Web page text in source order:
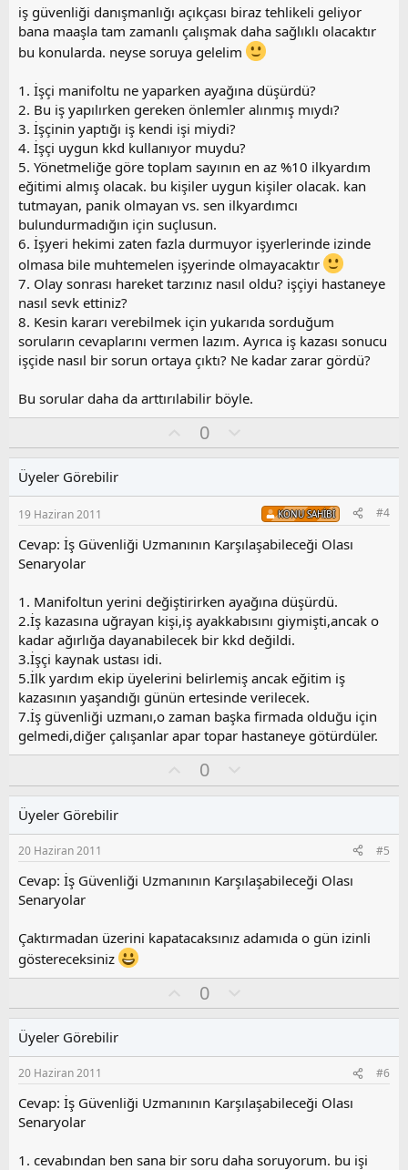
l
a
iş güvenliği danışmanlığı açıkçası biraz tehlikeli geliyor
bana maaşla tam zamanlı çalışmak daha sağlıklı olacaktır
bu konularda. neyse soruya gelelim
1. İşçi manifoltu ne yaparken ayağına düşürdü?
2. Bu iş yapılırken gereken önlemler alınmış mıydı?
3. İşçinin yaptığı iş kendi işi miydi?
4. İşçi uygun kkd kullanıyor muydu?
5. Yönetmeliğe göre toplam sayının en az %10 ilkyardım
eğitimi almış olacak. bu kişiler uygun kişiler olacak. kan
tutmayan, panik olmayan vs. sen ilkyardımcı
bulundurmadığın için suçlusun.
6. İşyeri hekimi zaten fazla durmuyor işyerlerinde izinde
olmasa bile muhtemelen işyerinde olmayacaktır
7. Olay sonrası hareket tarzınız nasıl oldu? işçiyi hastaneye
nasıl sevk ettiniz?
8. Kesin kararı verebilmek için yukarıda sorduğum
soruların cevaplarını vermen lazım. Ayrıca iş kazası sonucu
işçide nasıl bir sorun ortaya çıktı? Ne kadar zarar gördü?
Bu sorular daha da arttırılabilir böyle.
y
0
l
s
u
z
l
a
Üyeler Görebilir
19 Haziran 2011 KONU SAHIBI #4
Cevap: İş Güvenliği Uzmanının Karşılaşabileceği Olası
Senaryolar
1. Manifoltun yerini değiştirirken ayağına düşürdü.
2.İş kazasına uğrayan kişi,iş ayakkabısını giymişti,ancak o
kadar ağırlığa dayanabilecek bir kkd değildi.
3.İşçi kaynak ustası idi.
5.İlk yardım ekip üyelerini belirlemiş ancak eğitim iş
kazasının yaşandığı günün ertesinde verilecek.
7.İş güvenliği uzmanı,o zaman başka firmada olduğu için
gelmedi,diğer çalışanlar apar topar hastaneye götürdüler.
y
0
l
s
u
z
l
a
Üyeler Görebilir
20 Haziran 2011 #5
Cevap: İş Güvenliği Uzmanının Karşılaşabileceği Olası
Senaryolar
Çaktırmadan üzerini kapatacaksınız adamıda o gün izinli
göstereceksiniz
y
0
l
s
u
z
l
Üyeler Görebilir
20 Haziran 2011 #6
Cevap: İş Güvenliği Uzmanının Karşılaşabileceği Olası
Senaryolar
1. cevabından ben sana bir soru daha soruyorum. bu işi